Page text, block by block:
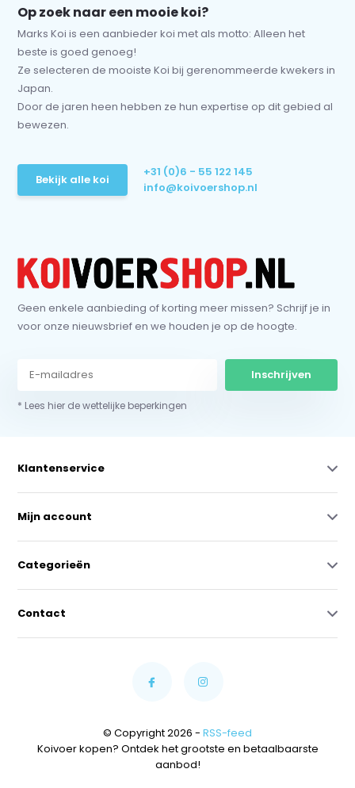
Op zoek naar een mooie koi?
Marks Koi is een aanbieder koi met als motto: Alleen het
beste is goed genoeg!
Ze selecteren de mooiste Koi bij gerenommeerde kwekers in
Japan.
Door de jaren heen hebben ze hun expertise op dit gebied al
bewezen.
Bekijk alle koi
+31 (0)6 - 55 122 145
info@koivoershop.nl
Geen enkele aanbieding of korting meer missen? Schrijf je in
voor onze nieuwsbrief en we houden je op de hoogte.
Inschrijven
* Lees hier de wettelijke beperkingen
Klantenservice
Mijn account
Categorieën
Contact
© Copyright 2026 - RSS-feed
Koivoer kopen? Ontdek het grootste en betaalbaarste
aanbod!